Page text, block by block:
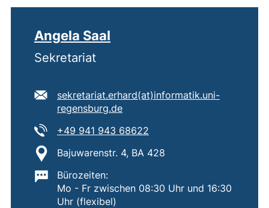
Angela Saal
Sekretariat
E-Mail Adresse:
sekretariat.erhard​(at)​informatik.uni-
regensburg.de(öffnet Ihr E-Mail-Programm)
Tel:
+49 941 943 68622
Standort:
Bajuwarenstr. 4, BA 428
Wichtige Informationen:
Bürozeiten:
Mo - Fr zwischen 08:30 Uhr und 16:30
Uhr (flexibel)